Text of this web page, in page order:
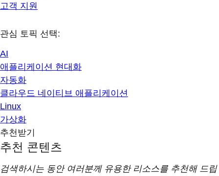
고객 지원
관심 토픽 선택:
AI
애플리케이션 현대화
자동화
클라우드 네이티브 애플리케이션
Linux
가상화
추천받기
추천 콘텐츠
검색하시는 동안 여러분께 유용한 리소스를 추천해 드립